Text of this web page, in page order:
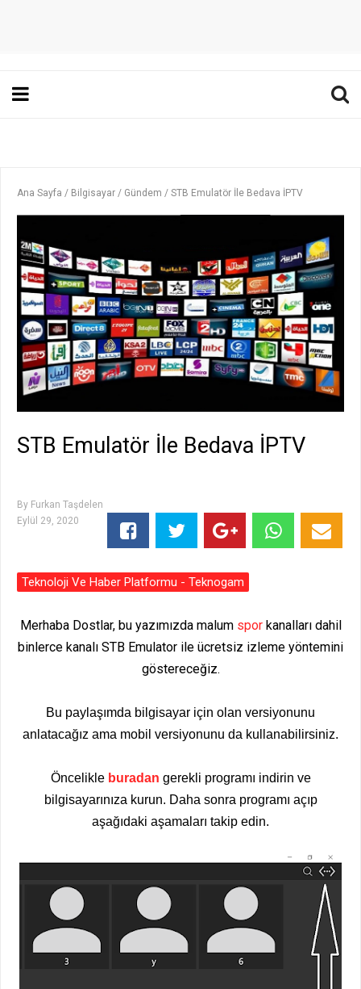
Ana Sayfa / Bilgisayar / Gündem / STB Emulatör İle Bedava İPTV
STB Emulatör İle Bedava İPTV
By Furkan Taşdelen
Eylül 29, 2020
Teknoloji Ve Haber Platformu - Teknogam
Merhaba Dostlar, bu yazımızda malum sporkanalları dahil
binlerce kanalı STB Emulator ile ücretsiz izleme yöntemini
göstereceğiz.
Bu paylaşımda bilgisayar için olan versiyonunu
anlatacağız ama mobil versiyonunu da kullanabilirsiniz.
Öncelikle buradan gerekli programı indirin ve
bilgisayarınıza kurun. Daha sonra programı açıp
aşağıdaki aşamaları takip edin.